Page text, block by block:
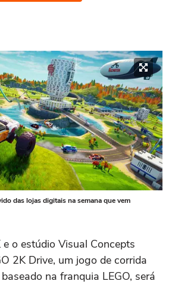
das lojas digitais na semana que vem
o estúdio Visual Concepts
2K Drive, um jogo de corrida
na franquia LEGO, será